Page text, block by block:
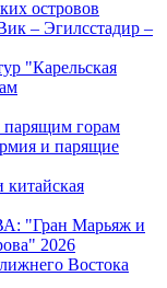
островов
– Эгилсстадир –
"Карельская
горам
и парящие
"Гран Марьяж и
2026
Востока